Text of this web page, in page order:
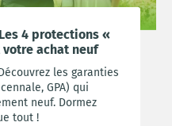
4 protections «
achat neuf
les garanties
GPA) qui
neuf. Dormez
tout !